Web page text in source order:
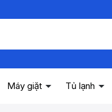
Máy giặt Tủ lạnh